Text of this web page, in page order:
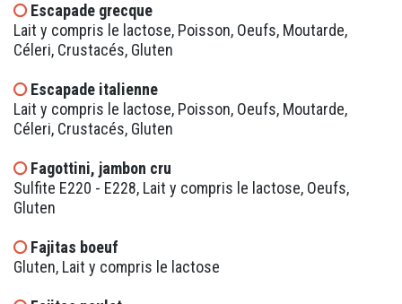
Escapade grecque
Lait y compris le lactose, Poisson, Oeufs, Moutarde,
Céleri, Crustacés, Gluten
Escapade italienne
Lait y compris le lactose, Poisson, Oeufs, Moutarde,
Céleri, Crustacés, Gluten
Fagottini, jambon cru
Sulfite E220 - E228, Lait y compris le lactose, Oeufs,
Gluten
Fajitas boeuf
Gluten, Lait y compris le lactose